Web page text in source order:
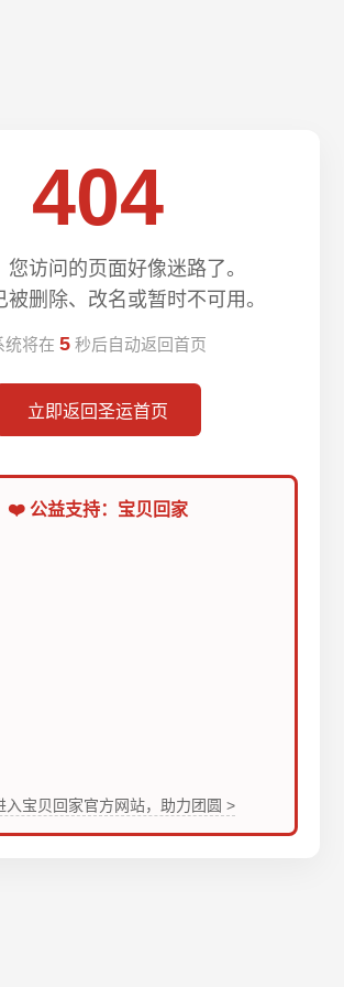
404
您访问的页面好像迷路了。
被删除、改名或暂时不可用。
统将在 5 秒后自动返回首页
立即返回圣运首页
❤️ 公益支持：宝贝回家
入宝贝回家官方网站，助力团圆 >